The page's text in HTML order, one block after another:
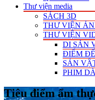
Thư viện media
SÁCH 3D
THƯ VIỆN
THƯ VIỆN
DI SẢN
ĐIỂM
SẢN
PHIM
Tiêu điểm ẩm